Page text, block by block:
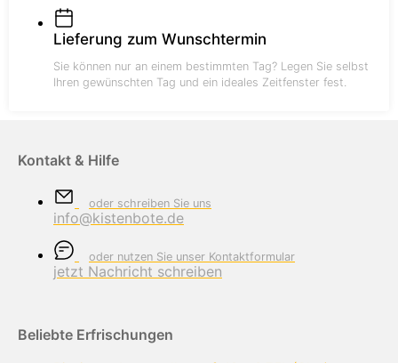
Lieferung zum Wunschtermin
Sie können nur an einem bestimmten Tag? Legen Sie selbst
Ihren gewünschten Tag und ein ideales Zeitfenster fest.
Kontakt & Hilfe
oder schreiben Sie uns
info@kistenbote.de
oder nutzen Sie unser Kontaktformular
jetzt Nachricht schreiben
Beliebte Erfrischungen